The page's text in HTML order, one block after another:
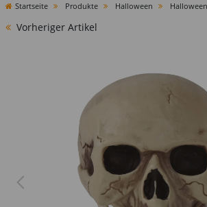
Startseite Produkte Halloween
Vorheriger Artikel